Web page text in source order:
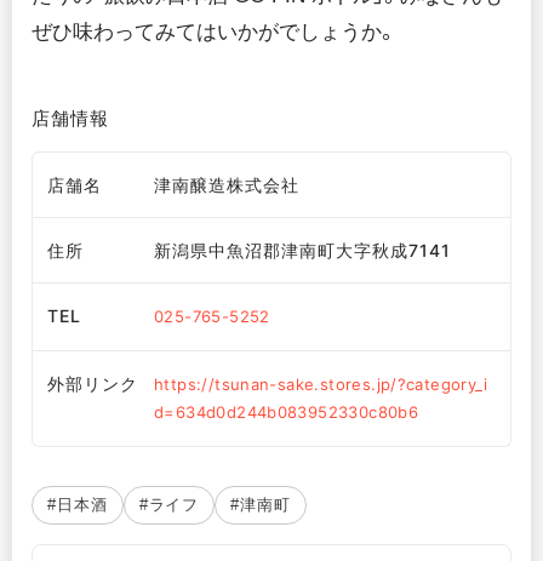
ぜひ味わってみてはいかがでしょうか。
店舗情報
店舗名 津南醸造株式会社
住所 新潟県中魚沼郡津南町大字秋成7141
TEL 025-765-5252
外部リンク
https://tsunan-sake.stores.jp/?category_i
d=634d0d244b083952330c80b6
#日本酒 #ライフ #津南町